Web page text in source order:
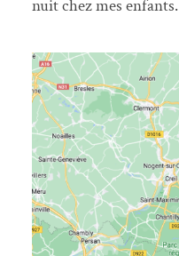
nuit chez mes enfants.